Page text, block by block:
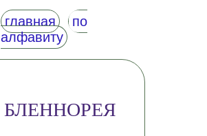
главная
по
алфавиту
БЛЕННОРЕЯ